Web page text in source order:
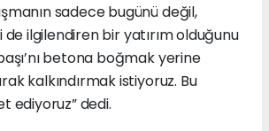
sadece bugünü değil,
ilgilendiren bir yatırım olduğunu
betona boğmak yerine
kalkındırmak istiyoruz. Bu
ediyoruz” dedi.